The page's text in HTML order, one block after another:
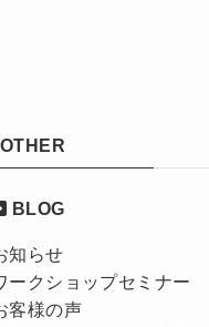
OTHER
BLOG
知らせ
ークショップセミナー
客様の声